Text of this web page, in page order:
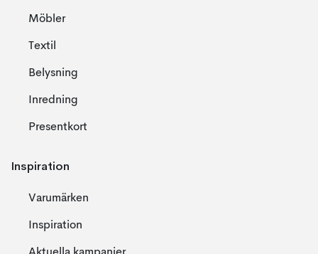
Möbler
Textil
Belysning
Inredning
Presentkort
Inspiration
Varumärken
Inspiration